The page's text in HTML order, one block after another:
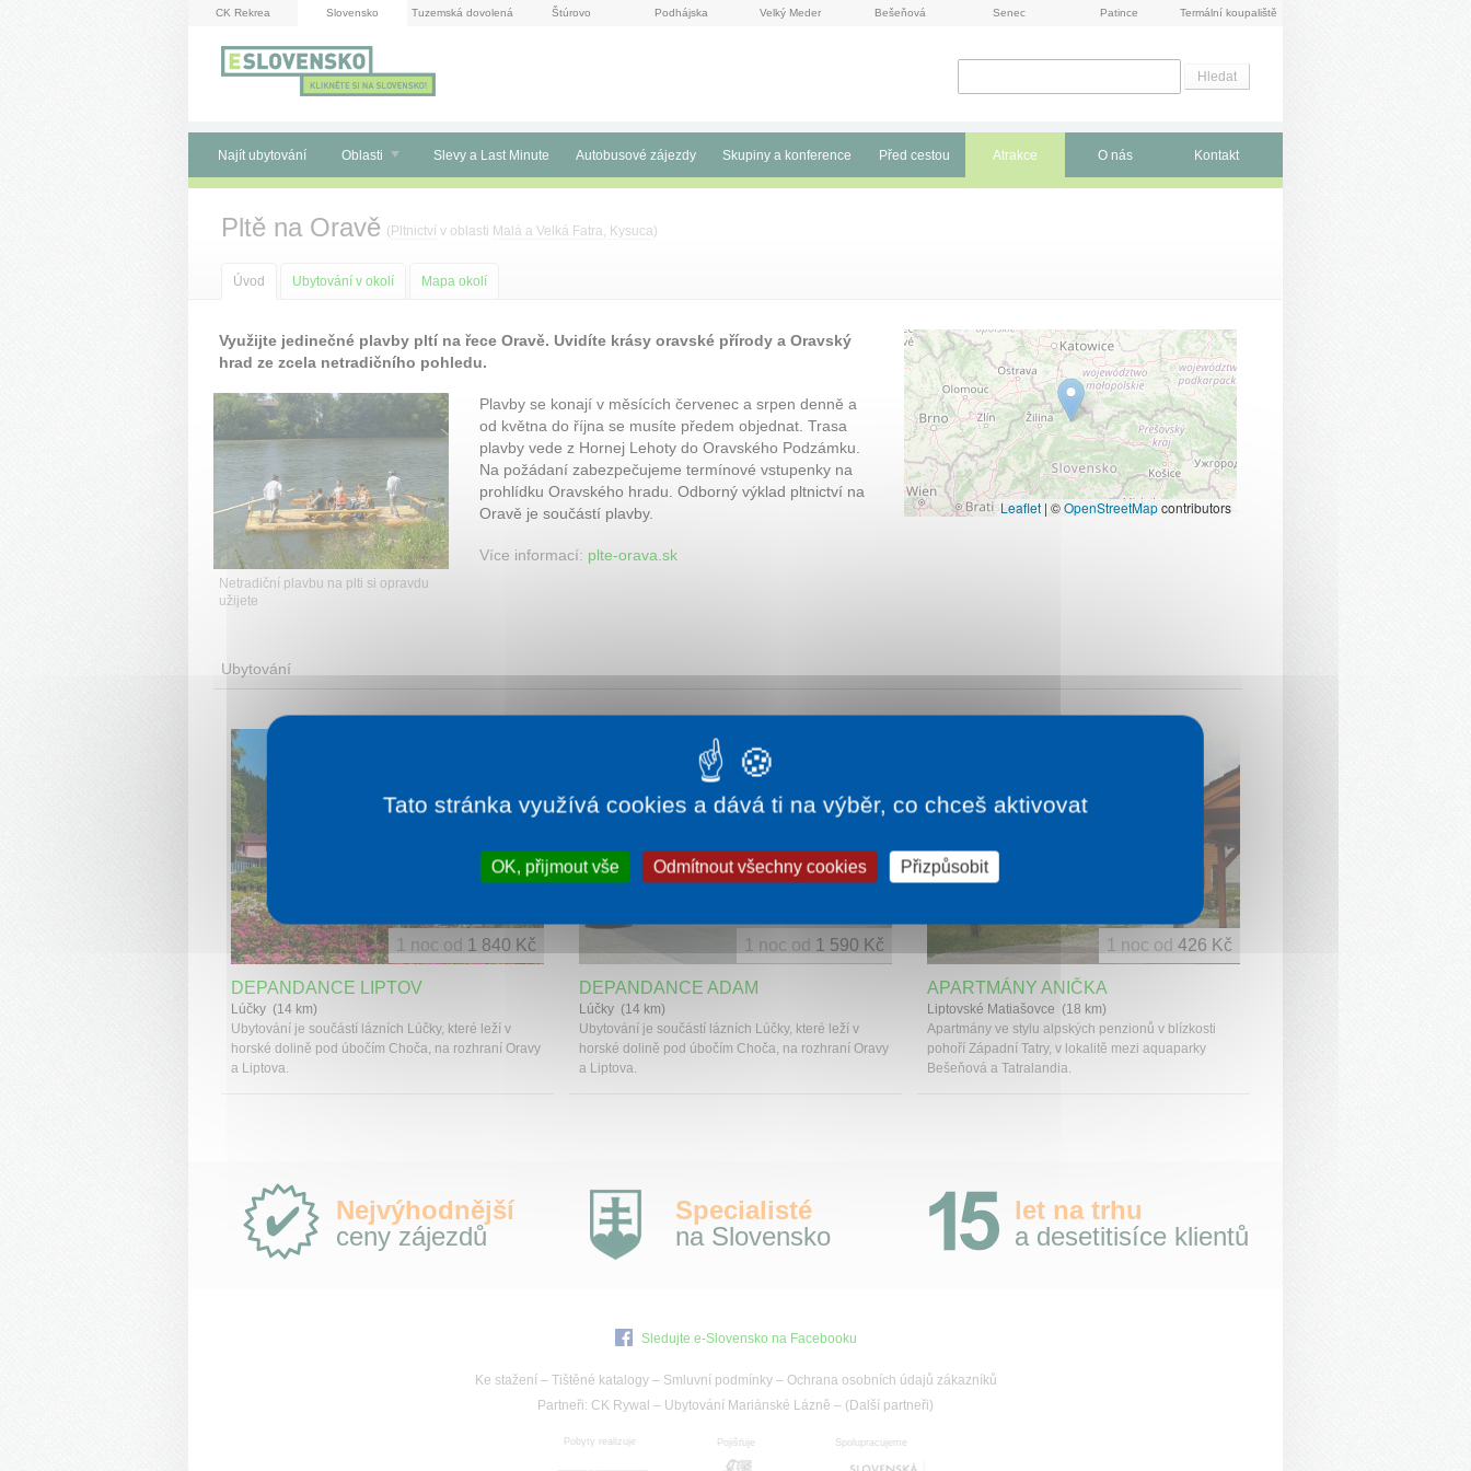
CK Rekrea Slovensko Tuzemská dovolená Štúrovo Podhájska Velký Meder Bešeňová Senec Patince Termální koupaliště
Najít ubytování Oblasti Slevy a Last Minute Autobusové zájezdy Skupiny a konference Před cestou Atrakce O nás Kontakt
Pltě na Oravě ( Pltnictví v oblasti Malá a Velká Fatra, Kysuca)
Úvod Ubytování v okolí Mapa okolí
Využijte jedinečné plavby pltí na řece Oravě. Uvidíte krásy oravské přírody a Oravský
hrad ze zcela netradičního pohledu.
Netradiční plavbu na plti si opravdu
užijete
Plavby se konají v měsících červenec a srpen denně a
od května do října se musíte předem objednat. Trasa
plavby vede z Hornej Lehoty do Oravského Podzámku.
Na požádaní zabezpečujeme termínové vstupenky na
prohlídku Oravského hradu. Odborný výklad pltnictví na
Oravě je součástí plavby.
Více informací: plte-orava.sk
Leaflet | ©OpenStreetMapcontributors
Ubytování
DEPANDANCE LIPTOV
Lúčky (14 km)
Ubytování je součástí lázních Lúčky, které leží v
horské dolině pod úbočím Choča, na rozhraní Oravy
a Liptova.
1 noc od 1 840 Kč
DEPANDANCE ADAM
Lúčky (14 km)
Ubytování je součástí lázních Lúčky, které leží v
horské dolině pod úbočím Choča, na rozhraní Oravy
a Liptova.
1 noc od 1 590 Kč
APARTMÁNY ANIČKA
Liptovské Matiašovce (18 km)
Apartmány ve stylu alpských penzionů v blízkosti
pohoří Západní Tatry, v lokalitě mezi aquaparky
Bešeňová a Tatralandia.
1 noc od 426 Kč
Proč
e-
Slovensko.cz?
Nejvýhodnější
ceny zájezdů
Specialisté
na Slovensko
let na trhu
a desetitisíce klientů
Sledujte e-Slovensko na Facebooku
Ke stažení – Tištěné katalogy– Smluvní podmínky– Ochrana osobních údajů zákazníků
Partneři: CK Rywal – Ubytování Mariánské Lázně – (Další partneři)
Pobyty realizuje Pojišťuje Spolupracujeme
Tato stránka využívá cookies a dává ti na výběr, co chceš aktivovat
OK, přijmout vše Odmítnout všechny cookies Přizpůsobit